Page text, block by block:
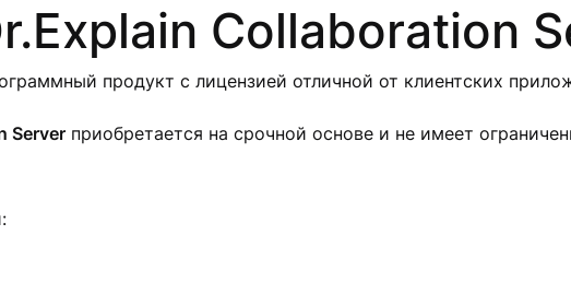
Collaboration
продукт с лицензией отличной от клиентских
Server приобретается на срочной основе и не имеет